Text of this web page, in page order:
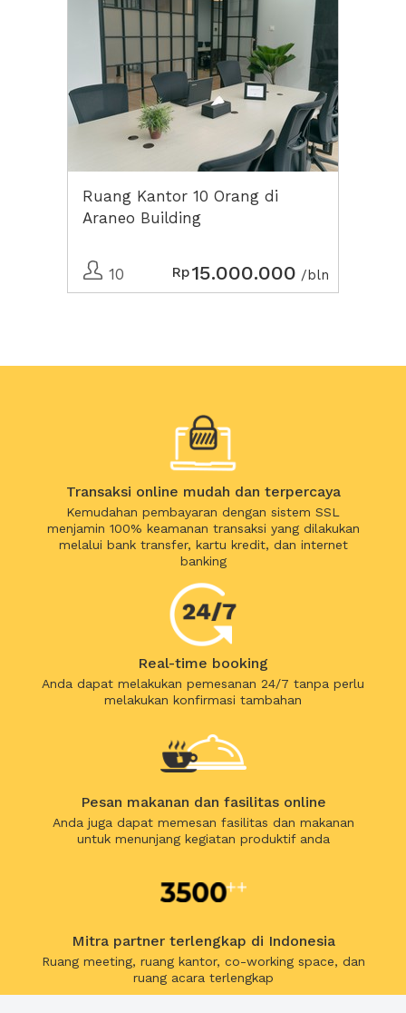
Ruang Kantor 10 Orang di
Araneo Building
10 Rp15.000.000 /bln
Transaksi online mudah dan terpercaya
Kemudahan pembayaran dengan sistem SSL
menjamin 100% keamanan transaksi yang dilakukan
melalui bank transfer, kartu kredit, dan internet
banking
Real-time booking
Anda dapat melakukan pemesanan 24/7 tanpa perlu
melakukan konfirmasi tambahan
Pesan makanan dan fasilitas online
Anda juga dapat memesan fasilitas dan makanan
untuk menunjang kegiatan produktif anda
Mitra partner terlengkap di Indonesia
Ruang meeting, ruang kantor, co-working space, dan
ruang acara terlengkap